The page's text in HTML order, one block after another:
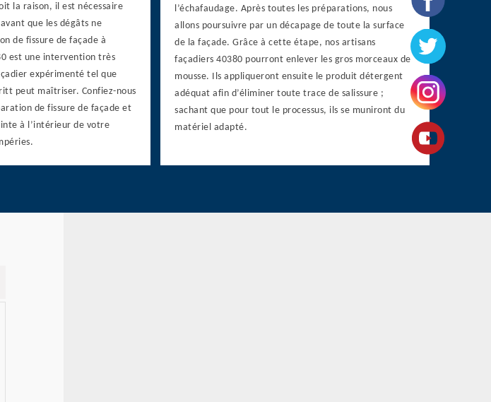
la raison, il est nécessaire
que les dégâts ne
de fissure de façade à
est une intervention très
expérimenté tel que
peut maîtriser. Confiez-nous
de fissure de façade et
à l’intérieur de votre
l’échafaudage. Après toutes les préparations, nous
allons poursuivre par un décapage de toute la surface
de la façade. Grâce à cette étape, nos artisans
façadiers 40380 pourront enlever les gros morceaux de
mousse. Ils appliqueront ensuite le produit détergent
adéquat afin d’éliminer toute trace de salissure ;
sachant que pour tout le processus, ils se muniront du
matériel adapté.